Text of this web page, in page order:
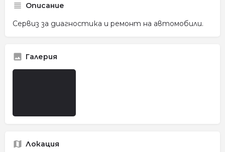
Описание
Сервиз за диагностика и ремонт на автомобили.
Галерия
Локация